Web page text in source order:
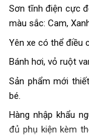
Sơn tĩnh điện cực
màu sắc: Cam,
Yên xe có thể điều
Bánh hơi, vỏ ruột
Sản phẩm mới
bé.
Hàng nhập khẩu
đủ phụ kiện kèm